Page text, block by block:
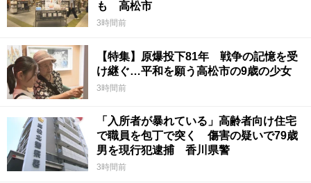
も 高松市
3時間前
【特集】原爆投下81年 戦争の記憶を受
け継ぐ…平和を願う高松市の9歳の少女
3時間前
「入所者が暴れている」高齢者向け住宅
で職員を包丁で突く 傷害の疑いで79歳
男を現行犯逮捕 香川県警
3時間前